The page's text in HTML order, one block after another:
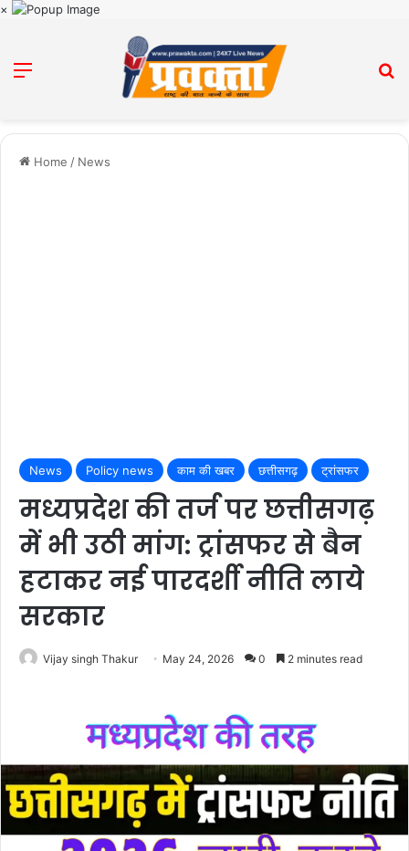
×
Menu
Home / News
News Policy news काम की खबर छत्तीसगढ़ ट्रांसफर
मध्यप्रदेश की तर्ज पर छत्तीसगढ़
में भी उठी मांग: ट्रांसफर से बैन
हटाकर नई पारदर्शी नीति लाये
सरकार
Vijay singh Thakur May 24, 2026 0 2 minutes read